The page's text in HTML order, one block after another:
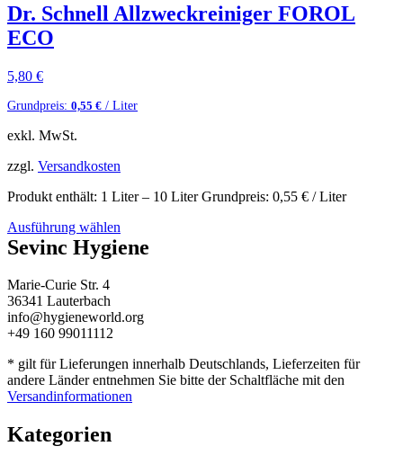
Dr. Schnell Allzweckreiniger FOROL
ECO
5,80 €
Grundpreis: 0,55 € / Liter
exkl. MwSt.
zzgl. Versandkosten
Produkt enthält: 1 Liter– 10 LiterGrundpreis: 0,55 € / Liter
Ausführung wählen
Sevinc Hygiene
Marie-Curie Str. 4
36341 Lauterbach
info@hygieneworld.org
+49 160 99011112
* gilt für Lieferungen innerhalb Deutschlands, Lieferzeiten für
andere Länder entnehmen Sie bitte der Schaltfläche mit den
Versandinformationen
Kategorien